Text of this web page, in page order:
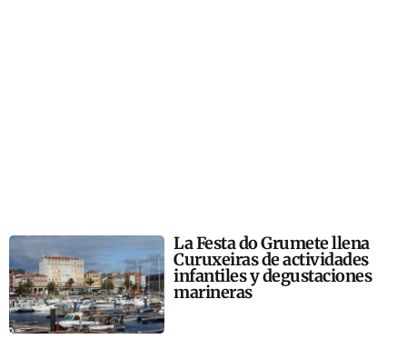
La Festa do Grumete llena
Curuxeiras de actividades
infantiles y degustaciones
marineras